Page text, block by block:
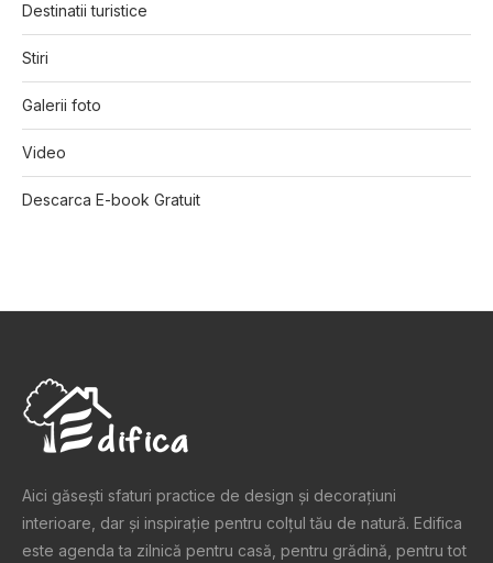
Destinatii turistice
Stiri
Galerii foto
Video
Descarca E-book Gratuit
Aici găsești sfaturi practice de design şi decoraţiuni
interioare, dar și inspiraţie pentru colţul tău de natură. Edifica
este agenda ta zilnică pentru casă, pentru grădină, pentru tot